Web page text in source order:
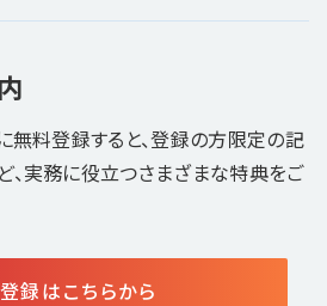
無料登録すると、登録の方限定の記
、実務に役立つさまざまな特典をご
録はこちらから